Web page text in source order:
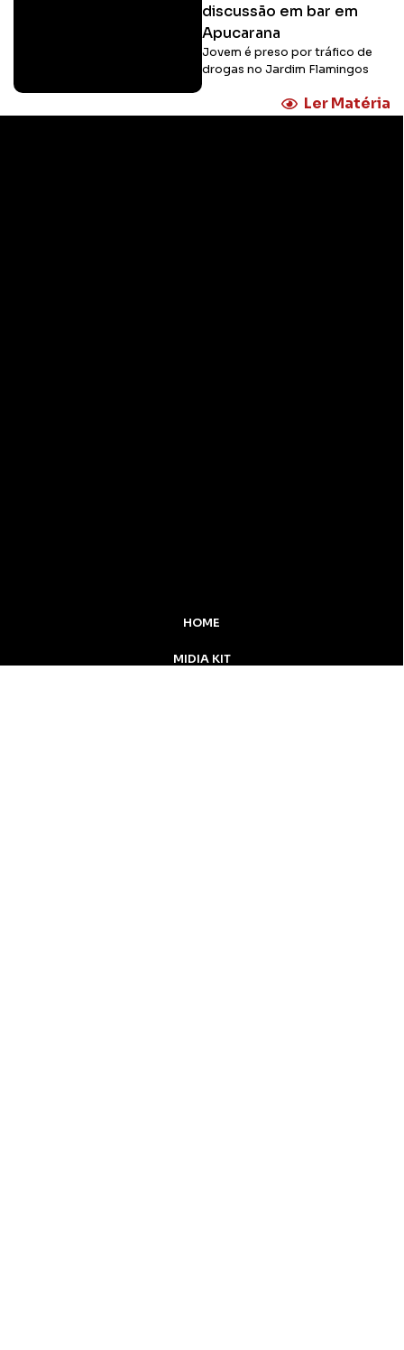
discussão em bar em
Apucarana
Jovem é preso por tráfico de
drogas no Jardim Flamingos
Ler Matéria
HOME
MIDIA KIT